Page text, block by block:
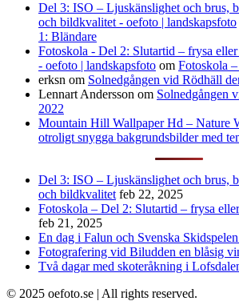
Del 3: ISO – Ljuskänslighet och brus,
och bildkvalitet - oefoto | landskapsfoto
1: Bländare
Fotoskola - Del 2: Slutartid – frysa
- oefoto | landskapsfoto om Fotoskola
erksn om Solnedgången vid Rödhäll
Lennart Andersson om Solnedgången
2022
Mountain Hill Wallpaper Hd – Nature
otroligt snygga bakgrundsbilder med
Del 3: ISO – Ljuskänslighet och brus,
och bildkvalitet feb 22, 2025
Fotoskola – Del 2: Slutartid – frysa
feb 21, 2025
En dag i Falun och Svenska
Fotografering vid Biludden en blåsig
Två dagar med skoteråkning i
© 2025 oefoto.se | All rights reserved.